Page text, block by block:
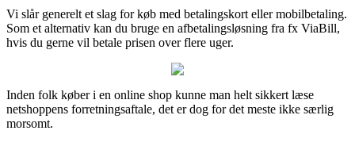
Vi slår generelt et slag for køb med betalingskort eller mobilbetaling.
Som et alternativ kan du bruge en afbetalingsløsning fra fx ViaBill,
hvis du gerne vil betale prisen over flere uger.
Inden folk køber i en online shop kunne man helt sikkert læse
netshoppens forretningsaftale, det er dog for det meste ikke særlig
morsomt.